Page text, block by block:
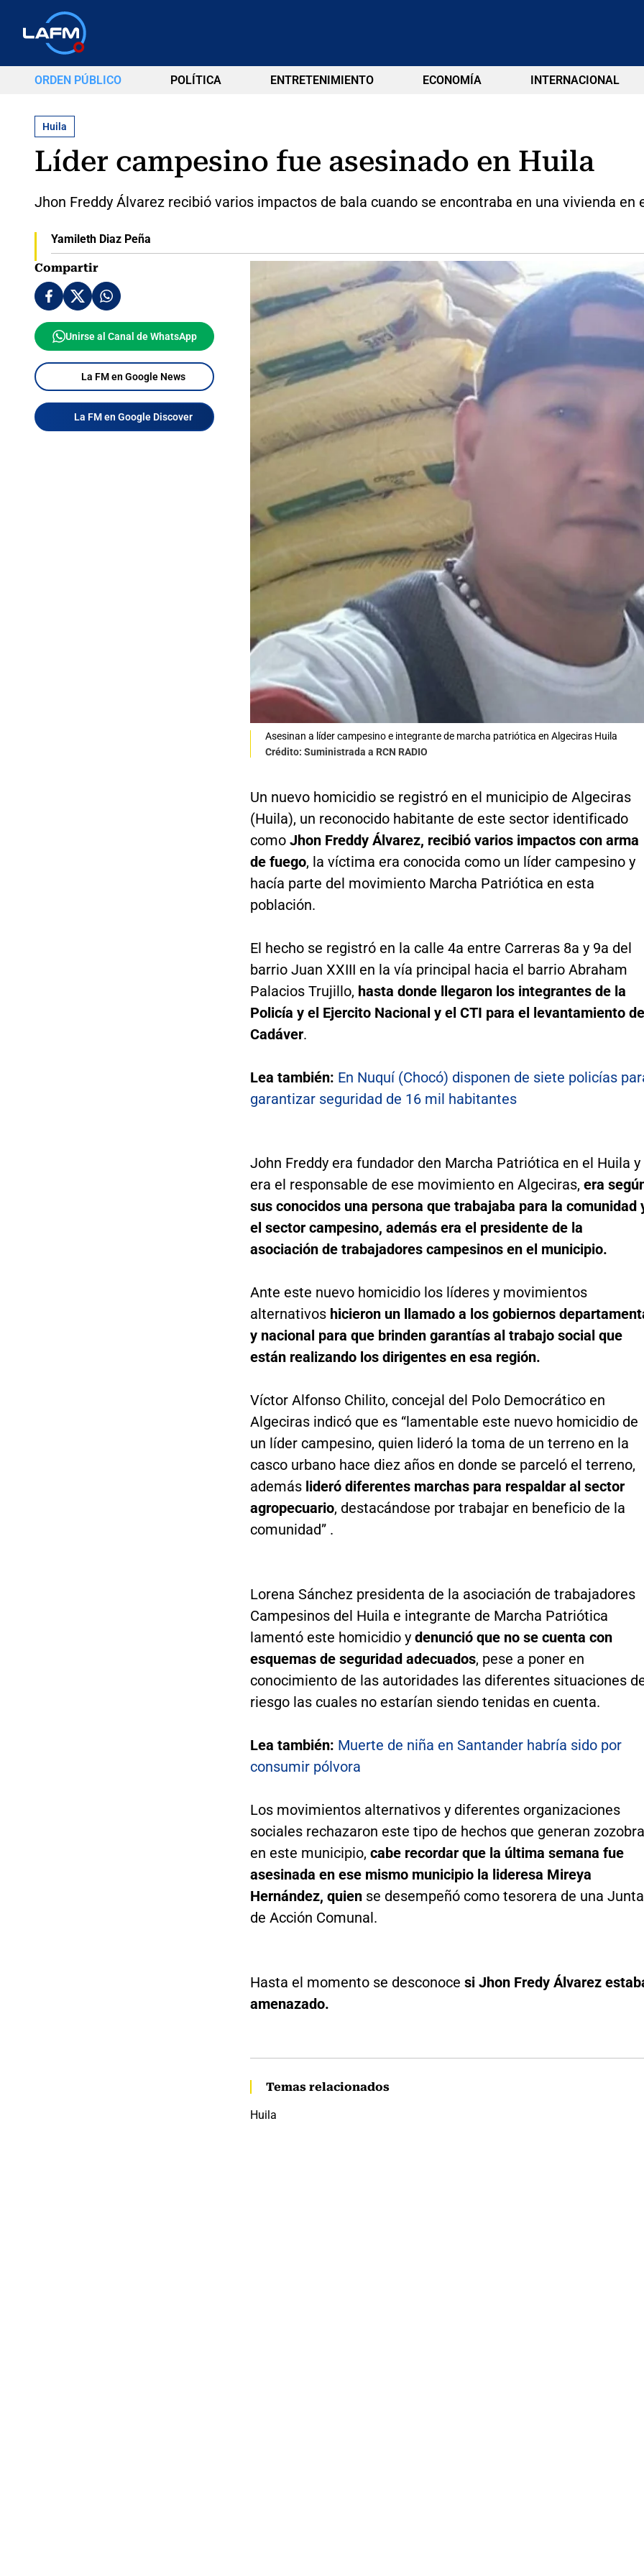
ORDEN PÚBLICO POLÍTICA ENTRETENIMIENTO ECONOMÍA INTERNACIONAL
Huila
Líder campesino fue asesinado en Huila
Jhon Freddy Álvarez recibió varios impactos de bala cuando se encontraba en una vivienda en
Yamileth Diaz Peña
Compartir
Unirse al Canal de WhatsApp
La FM en Google News
La FM en Google Discover
Asesinan a líder campesino e integrante de marcha patriótica en Algeciras Huila
Crédito: Suministrada a RCN RADIO
Un nuevo homicidio se registró en el municipio de Algeciras
(Huila), un reconocido habitante de este sector identificado
como Jhon Freddy Álvarez, recibió varios impactos con arma
de fuego, la víctima era conocida como un líder campesino y
hacía parte del movimiento Marcha Patriótica en esta
población.
El hecho se registró en la calle 4a entre Carreras 8a y 9a del
barrio Juan XXIII en la vía principal hacia el barrio Abraham
Palacios Trujillo, hasta donde llegaron los integrantes de la
Policía y el Ejercito Nacional y el CTI para el levantamiento
Cadáver.
Lea también: En Nuquí (Chocó) disponen de siete policías
garantizar seguridad de 16 mil habitantes
John Freddy era fundador den Marcha Patriótica en el Huila y
era el responsable de ese movimiento en Algeciras, era
sus conocidos una persona que trabajaba para la comunidad
el sector campesino, además era el presidente de la
asociación de trabajadores campesinos en el municipio.
Ante este nuevo homicidio los líderes y movimientos
alternativos hicieron un llamado a los gobiernos
y nacional para que brinden garantías al trabajo social que
están realizando los dirigentes en esa región.
Víctor Alfonso Chilito, concejal del Polo Democrático en
Algeciras indicó que es “lamentable este nuevo homicidio de
un líder campesino, quien lideró la toma de un terreno en la
casco urbano hace diez años en donde se parceló el terreno,
además lideró diferentes marchas para respaldar al sector
agropecuario, destacándose por trabajar en beneficio de la
comunidad” .
Lorena Sánchez presidenta de la asociación de trabajadores
Campesinos del Huila e integrante de Marcha Patriótica
lamentó este homicidio y denunció que no se cuenta con
esquemas de seguridad adecuados, pese a poner en
conocimiento de las autoridades las diferentes situaciones
riesgo las cuales no estarían siendo tenidas en cuenta.
Lea también: Muerte de niña en Santander habría sido por
consumir pólvora
Los movimientos alternativos y diferentes organizaciones
sociales rechazaron este tipo de hechos que generan zozobra
en este municipio, cabe recordar que la última semana fue
asesinada en ese mismo municipio la lideresa Mireya
Hernández, quiense desempeñó como tesorera de una Junta
de Acción Comunal.
Hasta el momento se desconoce si Jhon Fredy Álvarez
amenazado.
Temas relacionados
Huila